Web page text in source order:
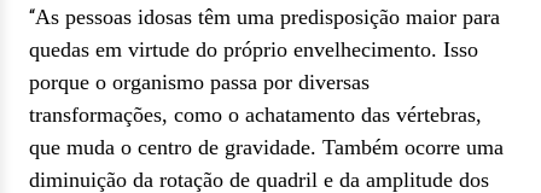
“As pessoas idosas têm uma predisposição maior para
quedas em virtude do próprio envelhecimento. Isso
porque o organismo passa por diversas
transformações, como o achatamento das vértebras,
que muda o centro de gravidade. Também ocorre uma
diminuição da rotação de quadril e da amplitude dos